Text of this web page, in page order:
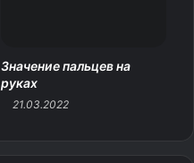
Значение пальцев на
руках
21.03.2022